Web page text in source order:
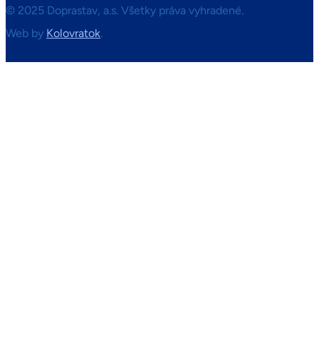
© 2025 Doprastav, a.s. Všetky práva vyhradené.
Web by Kolovratok.